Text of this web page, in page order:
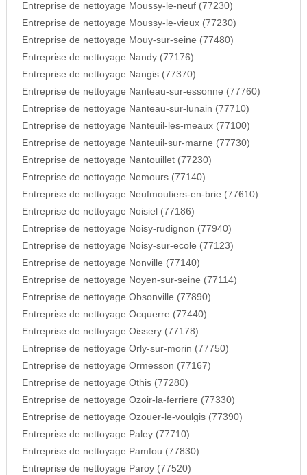
Entreprise de nettoyage Moussy-le-neuf (77230)
Entreprise de nettoyage Moussy-le-vieux (77230)
Entreprise de nettoyage Mouy-sur-seine (77480)
Entreprise de nettoyage Nandy (77176)
Entreprise de nettoyage Nangis (77370)
Entreprise de nettoyage Nanteau-sur-essonne (77760)
Entreprise de nettoyage Nanteau-sur-lunain (77710)
Entreprise de nettoyage Nanteuil-les-meaux (77100)
Entreprise de nettoyage Nanteuil-sur-marne (77730)
Entreprise de nettoyage Nantouillet (77230)
Entreprise de nettoyage Nemours (77140)
Entreprise de nettoyage Neufmoutiers-en-brie (77610)
Entreprise de nettoyage Noisiel (77186)
Entreprise de nettoyage Noisy-rudignon (77940)
Entreprise de nettoyage Noisy-sur-ecole (77123)
Entreprise de nettoyage Nonville (77140)
Entreprise de nettoyage Noyen-sur-seine (77114)
Entreprise de nettoyage Obsonville (77890)
Entreprise de nettoyage Ocquerre (77440)
Entreprise de nettoyage Oissery (77178)
Entreprise de nettoyage Orly-sur-morin (77750)
Entreprise de nettoyage Ormesson (77167)
Entreprise de nettoyage Othis (77280)
Entreprise de nettoyage Ozoir-la-ferriere (77330)
Entreprise de nettoyage Ozouer-le-voulgis (77390)
Entreprise de nettoyage Paley (77710)
Entreprise de nettoyage Pamfou (77830)
Entreprise de nettoyage Paroy (77520)